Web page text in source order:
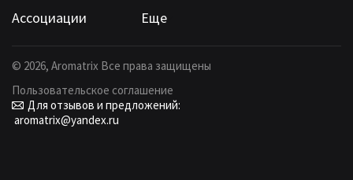
Ассоциации
Еще
© 2026, Aromatrix Все права защищены
Пользовательское соглашение
Для отзывов и предложений:
aromatrix@yandex.ru